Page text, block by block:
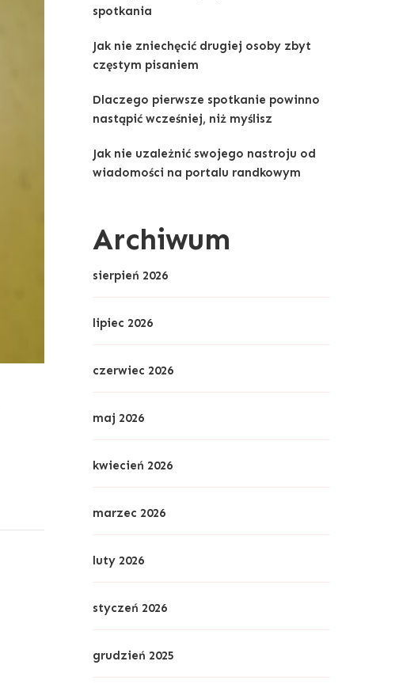
spotkania
Jak nie zniechęcić drugiej osoby zbyt
częstym pisaniem
Dlaczego pierwsze spotkanie powinno
nastąpić wcześniej, niż myślisz
Jak nie uzależnić swojego nastroju od
wiadomości na portalu randkowym
Archiwum
sierpień 2026
lipiec 2026
czerwiec 2026
maj 2026
kwiecień 2026
marzec 2026
luty 2026
styczeń 2026
grudzień 2025